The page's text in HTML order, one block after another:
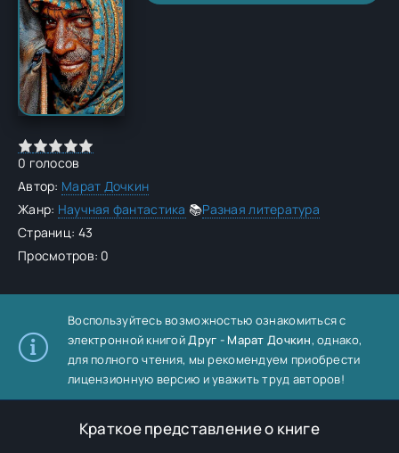
0 голосов
Автор: Марат Дочкин
Жанр: Научная фантастика 📚Разная литература
Страниц: 43
Просмотров: 0
Воспользуйтесь возможностью ознакомиться с
электронной книгойДруг - Марат Дочкин, однако,
для полного чтения, мы рекомендуем приобрести
лицензионную версию и уважить труд авторов!
Краткое представление о книге